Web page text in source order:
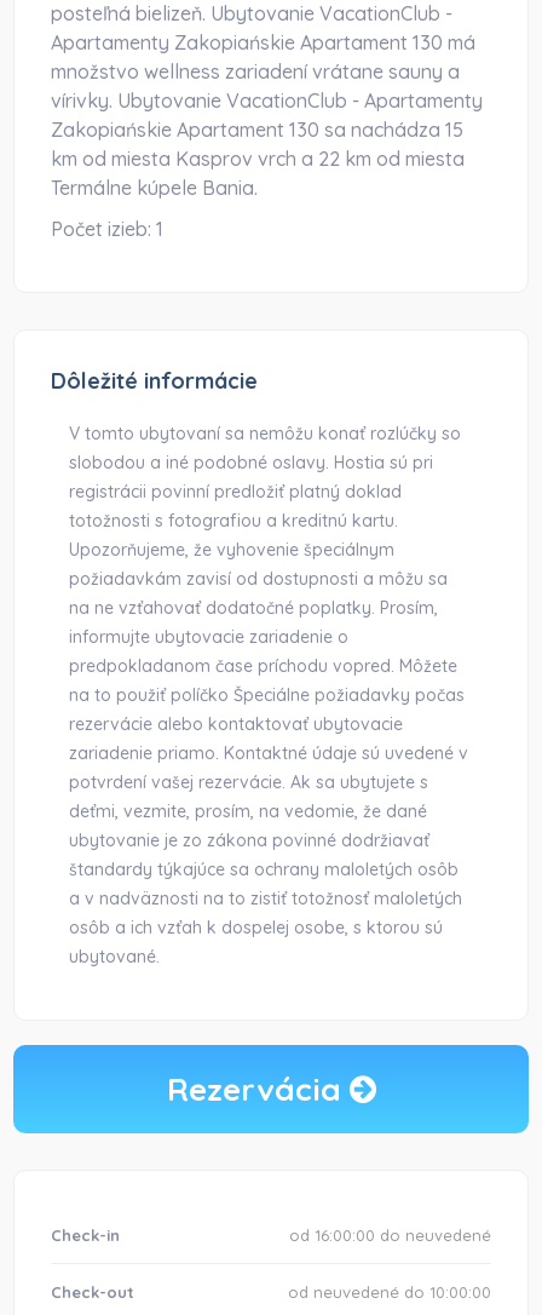
posteľná bielizeň. Ubytovanie VacationClub -
Apartamenty Zakopiańskie Apartament 130 má
množstvo wellness zariadení vrátane sauny a
vírivky. Ubytovanie VacationClub - Apartamenty
Zakopiańskie Apartament 130 sa nachádza 15
km od miesta Kasprov vrch a 22 km od miesta
Termálne kúpele Bania.
Počet izieb:1
Dôležité informácie
V tomto ubytovaní sa nemôžu konať rozlúčky so
slobodou a iné podobné oslavy. Hostia sú pri
registrácii povinní predložiť platný doklad
totožnosti s fotografiou a kreditnú kartu.
Upozorňujeme, že vyhovenie špeciálnym
požiadavkám zavisí od dostupnosti a môžu sa
na ne vzťahovať dodatočné poplatky. Prosím,
informujte ubytovacie zariadenie o
predpokladanom čase príchodu vopred. Môžete
na to použiť políčko Špeciálne požiadavky počas
rezervácie alebo kontaktovať ubytovacie
zariadenie priamo. Kontaktné údaje sú uvedené v
potvrdení vašej rezervácie. Ak sa ubytujete s
deťmi, vezmite, prosím, na vedomie, že dané
ubytovanie je zo zákona povinné dodržiavať
štandardy týkajúce sa ochrany maloletých osôb
a v nadväznosti na to zistiť totožnosť maloletých
osôb a ich vzťah k dospelej osobe, s ktorou sú
ubytované.
Rezervácia
Check-in od 16:00:00 do neuvedené
Check-out od neuvedené do 10:00:00